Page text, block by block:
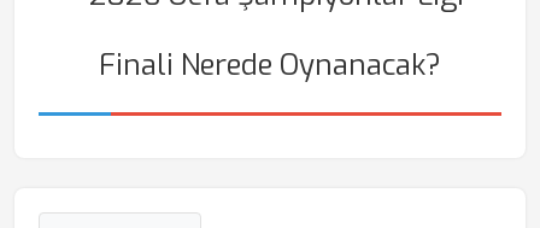
Finali Nerede Oynanacak?